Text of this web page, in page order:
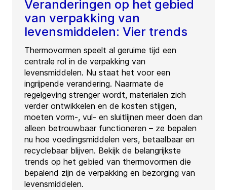
Veranderingen op het gebied
van verpakking van
levensmiddelen: Vier trends
Thermovormen speelt al geruime tijd een
centrale rol in de verpakking van
levensmiddelen. Nu staat het voor een
ingrijpende verandering. Naarmate de
regelgeving strenger wordt, materialen zich
verder ontwikkelen en de kosten stijgen,
moeten vorm-, vul- en sluitlijnen meer doen dan
alleen betrouwbaar functioneren – ze bepalen
nu hoe voedingsmiddelen vers, betaalbaar en
recyclebaar blijven. Bekijk de belangrijkste
trends op het gebied van thermovormen die
bepalend zijn de verpakking en bezorging van
levensmiddelen.